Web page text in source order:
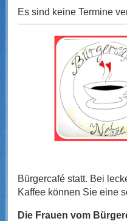
Es sind keine Termine
Bürgercafé statt. Bei
Kaffee können Sie eine
Die Frauen vom